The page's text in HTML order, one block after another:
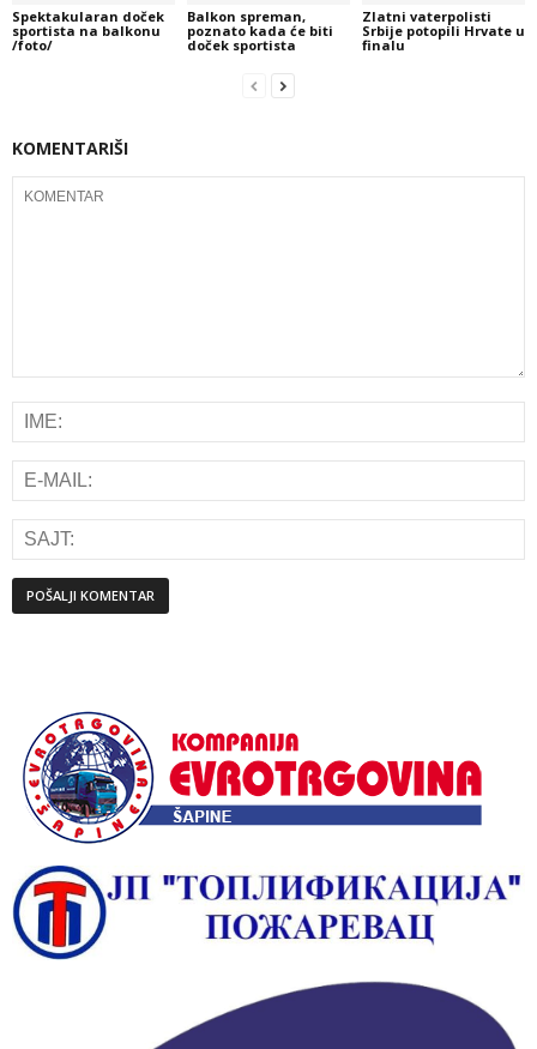
Spektakularan doček
sportista na balkonu
/foto/
Balkon spreman,
poznato kada će biti
doček sportista
Zlatni vaterpolisti
Srbije potopili Hrvate u
finalu
KOMENTARIŠI